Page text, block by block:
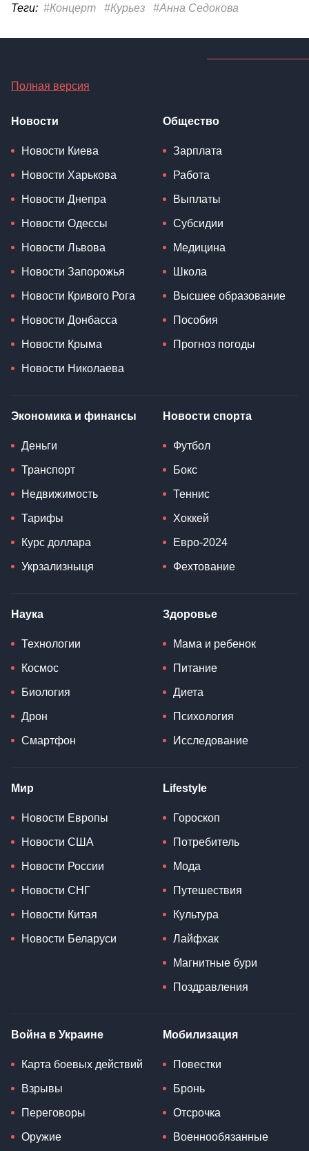
Теги: #Концерт #Курьез #Анна Седокова
Полная версия
Новости
Новости Киева
Новости Харькова
Новости Днепра
Новости Одессы
Новости Львова
Новости Запорожья
Новости Кривого Рога
Новости Донбасса
Новости Крыма
Новости Николаева
Общество
Зарплата
Работа
Выплаты
Субсидии
Медицина
Школа
Высшее образование
Пособия
Прогноз погоды
Экономика и финансы
Деньги
Транспорт
Недвижимость
Тарифы
Курс доллара
Укрзализныця
Новости спорта
Футбол
Бокс
Теннис
Хоккей
Евро-2024
Фехтование
Наука
Технологии
Космос
Биология
Дрон
Смартфон
Здоровье
Мама и ребенок
Питание
Диета
Психология
Исследование
Мир
Новости Европы
Новости США
Новости России
Новости СНГ
Новости Китая
Новости Беларуси
Lifestyle
Гороскоп
Потребитель
Мода
Путешествия
Культура
Лайфхак
Магнитные бури
Поздравления
Война в Украине
Карта боевых действий
Взрывы
Переговоры
Оружие
Мобилизация
Повестки
Бронь
Отсрочка
Военнообязанные